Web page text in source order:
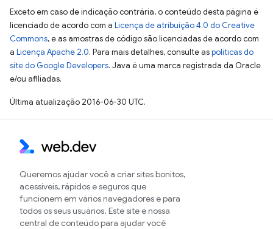
Exceto em caso de indicação contrária, o conteúdo desta página é
licenciado de acordo com a Licença de atribuição 4.0 do Creative
Commons, e as amostras de código são licenciadas de acordo com
a Licença Apache 2.0. Para mais detalhes, consulte aspolíticas do
site do Google Developers. Java é uma marca registrada da Oracle
e/ou afiliadas.
Última atualização 2016-06-30 UTC.
Queremos ajudar você a criar sites bonitos,
acessíveis, rápidos e seguros que
funcionem em vários navegadores e para
todos os seus usuários. Este site é nossa
central de conteúdo para ajudar você